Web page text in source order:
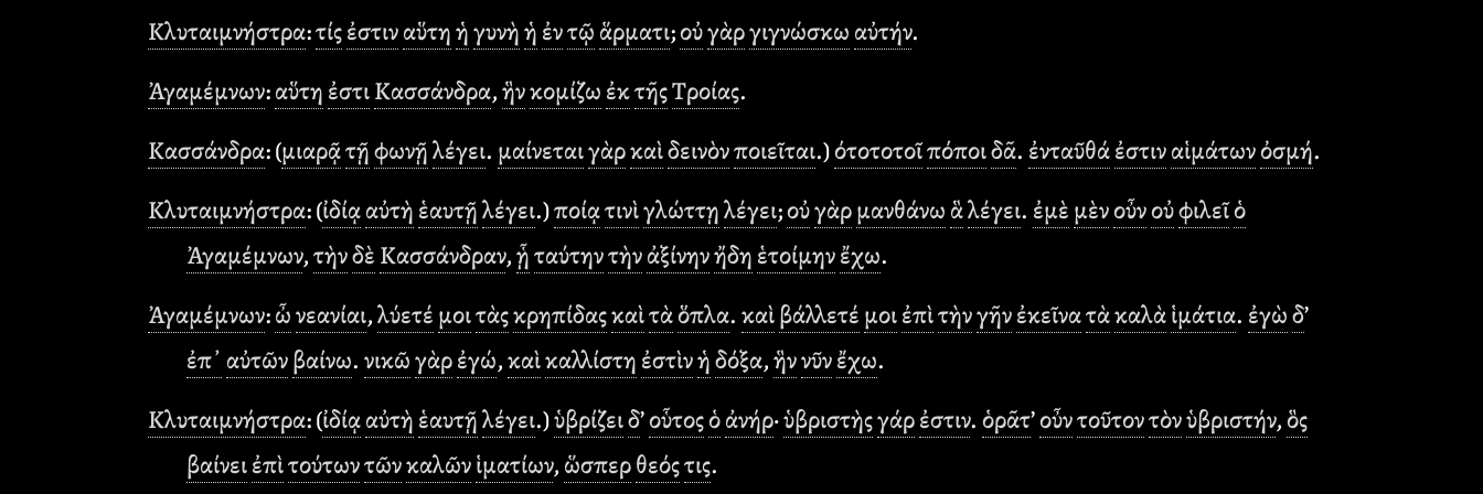
Κλυταιμνήστρα:τίςἐστιναὕτηἡγυνὴἡἐντῷἅρματι;οὐγὰργιγνώσκωαὐτήν.
Ἀγαμέμνων:αὕτηἐστιΚασσάνδρα,ἣνκομίζωἐκτῆςΤροίας.
Κασσάνδρα: (μιαρᾷτῇφωνῇλέγει. μαίνεταιγὰρκαὶδεινὸνποιεῖται.)ότοτοτοῖπόποιδᾶ. ἐνταῦθάἐστιναἱμάτωνὀσμή.
Κλυταιμνήστρα: (ἰδίᾳαὐτὴἑαυτῇλέγει.)ποίᾳτινὶγλώττῃλέγει;οὐγὰρμανθάνωἃλέγει. ἐμὲμὲνοὖνοὐφιλεῖὁ
Ἀγαμέμνων,τὴνδὲΚασσάνδραν,ᾗταύτηντὴνἀξίνηνἤδηἑτοίμηνἔχω.
Ἀγαμέμνων:ὦνεανίαι,λύετέμοιτὰςκρηπίδαςκαὶτὰὅπλα.καὶβάλλετέμοιἐπὶτὴνγῆνἐκεῖνατὰκαλὰἱμάτια. ἐγὼδ’
ἐπ᾿ αὐτῶνβαίνω.νικῶγὰρἐγώ,καὶκαλλίστηἐστὶνἡδόξα,ἣννῦνἔχω.
Κλυταιμνήστρα: (ἰδίᾳαὐτὴἑαυτῇλέγει.)ὑβρίζειδ’οὗτοςὁἀνήρ·ὑβριστὴςγάρἐστιν.ὁρᾶτ’οὖντοῦτοντὸνὑβριστήν,ὃς
βαίνειἐπὶτούτωντῶνκαλῶνἱματίων,ὥσπερθεόςτις.